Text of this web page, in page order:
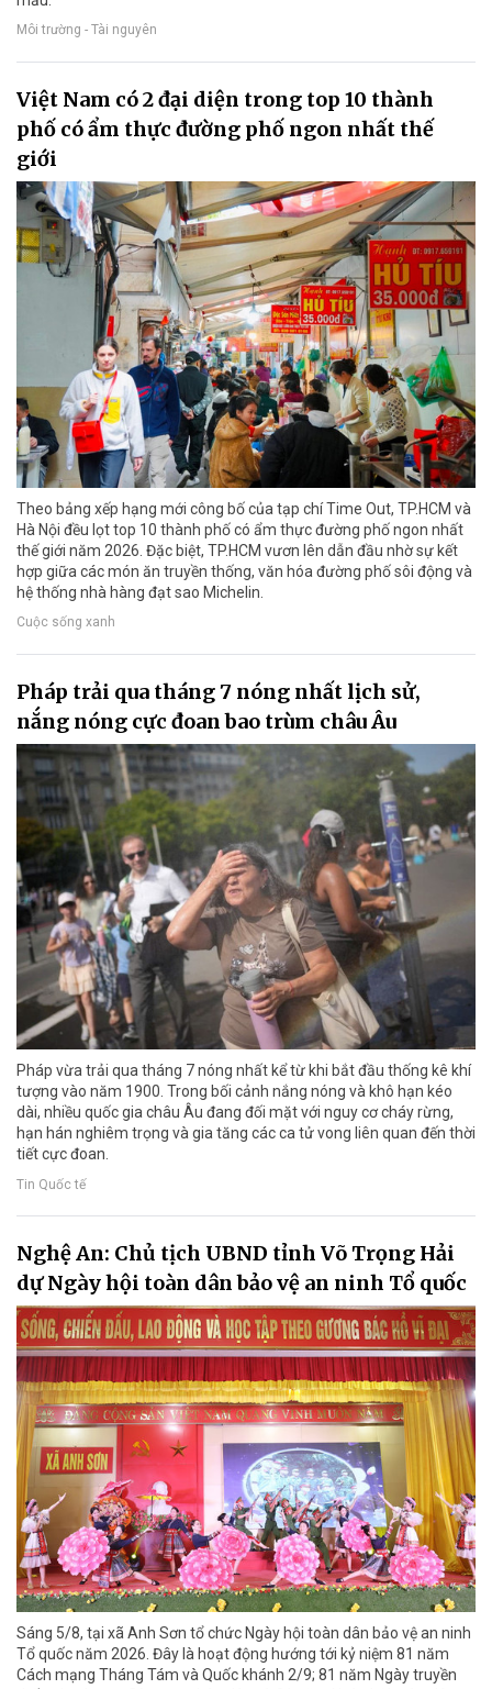
Môi trường - Tài nguyên
Việt Nam có 2 đại diện trong top 10 thành
phố có ẩm thực đường phố ngon nhất thế
giới
Theo bảng xếp hạng mới công bố của tạp chí Time Out, TP.HCM và
Hà Nội đều lọt top 10 thành phố có ẩm thực đường phố ngon nhất
thế giới năm 2026. Đặc biệt, TP.HCM vươn lên dẫn đầu nhờ sự kết
hợp giữa các món ăn truyền thống, văn hóa đường phố sôi động và
hệ thống nhà hàng đạt sao Michelin.
Cuộc sống xanh
Pháp trải qua tháng 7 nóng nhất lịch sử,
nắng nóng cực đoan bao trùm châu Âu
Pháp vừa trải qua tháng 7 nóng nhất kể từ khi bắt đầu thống kê khí
tượng vào năm 1900. Trong bối cảnh nắng nóng và khô hạn kéo
dài, nhiều quốc gia châu Âu đang đối mặt với nguy cơ cháy rừng,
hạn hán nghiêm trọng và gia tăng các ca tử vong liên quan đến thời
tiết cực đoan.
Tin Quốc tế
Nghệ An: Chủ tịch UBND tỉnh Võ Trọng Hải
dự Ngày hội toàn dân bảo vệ an ninh Tổ quốc
Sáng 5/8, tại xã Anh Sơn tổ chức Ngày hội toàn dân bảo vệ an ninh
Tổ quốc năm 2026. Đây là hoạt động hướng tới kỷ niệm 81 năm
Cách mạng Tháng Tám và Quốc khánh 2/9; 81 năm Ngày truyền